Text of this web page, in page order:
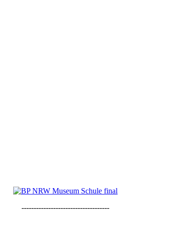
------------------------------------